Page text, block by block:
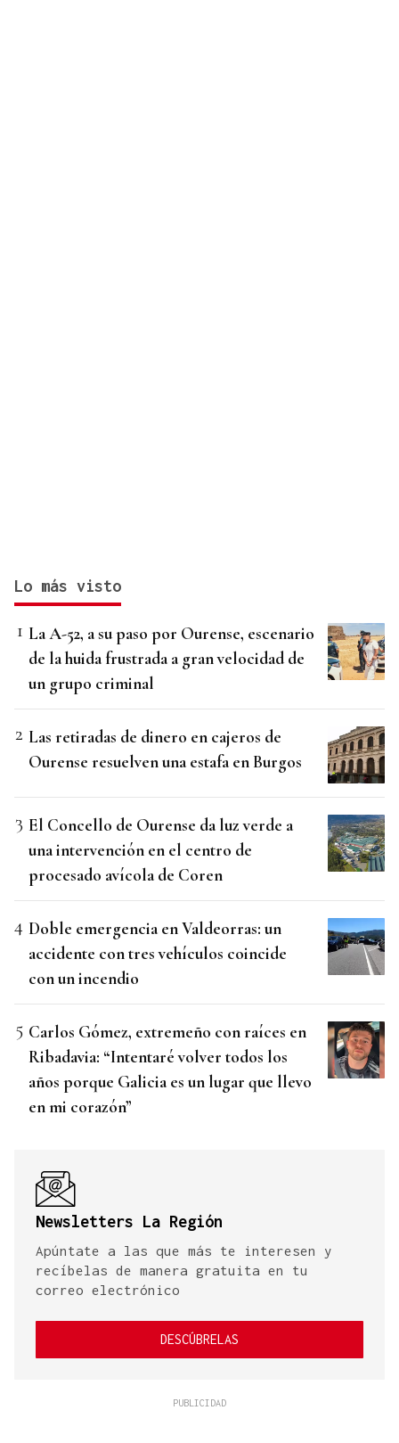
Lo más visto
La A-52, a su paso por Ourense, escenario
de la huida frustrada a gran velocidad de
un grupo criminal
Las retiradas de dinero en cajeros de
Ourense resuelven una estafa en Burgos
El Concello de Ourense da luz verde a
una intervención en el centro de
procesado avícola de Coren
Doble emergencia en Valdeorras: un
accidente con tres vehículos coincide
con un incendio
Carlos Gómez, extremeño con raíces en
Ribadavia: “Intentaré volver todos los
años porque Galicia es un lugar que llevo
en mi corazón”
Newsletters La Región
Apúntate a las que más te interesen y
recíbelas de manera gratuita en tu
correo electrónico
DESCÚBRELAS